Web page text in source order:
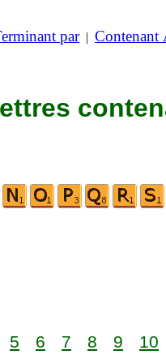
par| Contenant
5 6 7 8 9 10